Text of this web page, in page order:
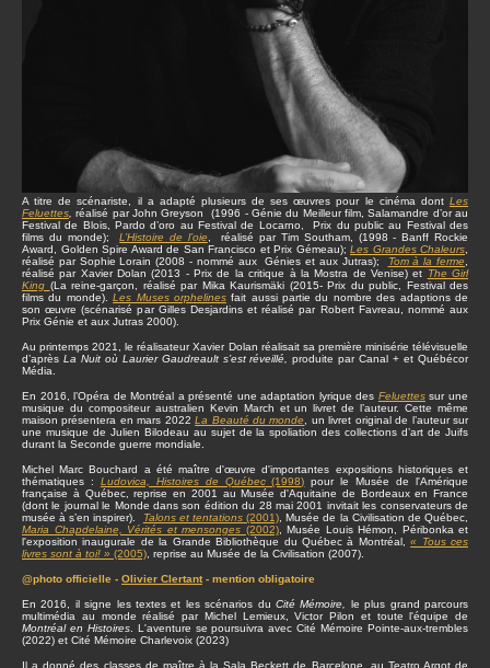
A titre de scénariste, il a adapté plusieurs de ses œuvres pour le cinéma dont Les
Feluettes réalisé par John Greyson (1996 - Génie du Meilleur film, Salamandre d’or au
Festival de Blois, Pardo d’oro au Festival de Locarno, Prix du public au Festival des
films du monde);L’Histoire de l’oie , réalisé par Tim Southam, (1998 - Banff Rockie
Award, Golden Spire Award de San Francisco et Prix Gémeau); Les Grandes Chaleurs
réalisé par Sophie Lorain (2008 - nommé aux Génies et aux Jutras);
Tom à la ferme
réalisé par Xavier Dolan (2013 - Prix de la critique à la Mostra de Venise) et The Girl
King (La reine-garçon, réalisé par Mika Kaurismäki (2015- Prix du public, Festival des
films du monde).Les Muses orphelinesfait aussi partie du nombre des adaptions de
son œuvre (scénarisé par Gilles Desjardins et réalisé par Robert Favreau, nommé aux
Prix Génie et aux Jutras 2000).
Au printemps 2021, le réalisateur Xavier Dolan réalisait sa première minisérie télévisuelle
d’après La Nuit où Laurier Gaudreault s’est réveillé,produite par Canal + et Québécor
Média.
En 2016, l’Opéra de Montréal a présenté une adaptation lyrique des Feluettessur une
musique du compositeur australien Kevin March et un livret de l’auteur. Cette même
maison présentera en mars 2022La Beauté du monde
, un livret original de l’auteur sur
une musique de Julien Bilodeau au sujet de la spoliation des collections d’art de Juifs
durant la Seconde guerre mondiale.
Michel Marc Bouchard a été maître d'œuvre d'importantes expositions historiques et
thématiques : Ludovica, Histoires de Québec(1998) pour le Musée de l'Amérique
française à Québec, reprise en 2001 au Musée d'Aquitaine de Bordeaux en France
(dont le journal le Monde dans son édition du 28 mai 2001 invitait les conservateurs de
musée à s’en inspirer).
Talons et tentations(2001) , Musée de la Civilisation de Québec,
Maria Chapdelaine, Vérités et mensonges (2002), Musée Louis Hémon, Péribonka et
l'exposition inaugurale de la Grande Bibliothèque du Québec à Montréal,« Tous ces
livres sont à toi! » (2005) , reprise au Musée de la Civilisation (2007).
@photo officielle - Olivier Clertant- mention obligatoire
En 2016, il signe les textes et les scénarios du Cité Mémoire, le plus grand parcours
multimédia au monde réalisé par Michel Lemieux, Victor Pilon et toute l'équipe de
Montréal en Histoires. L'aventure se poursuivra avec Cité Mémoire Pointe-aux-trembles
(2022) et Cité Mémoire Charlevoix (2023)
Il a donné des classes de maître à la Sala Beckett de Barcelone, au Teatro Argot de